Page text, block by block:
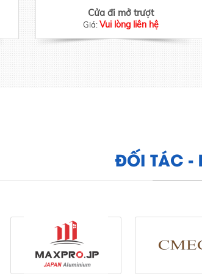
Cửa đi mở trượt
Giá:Vui lòng liên hệ
ĐỐI TÁC -